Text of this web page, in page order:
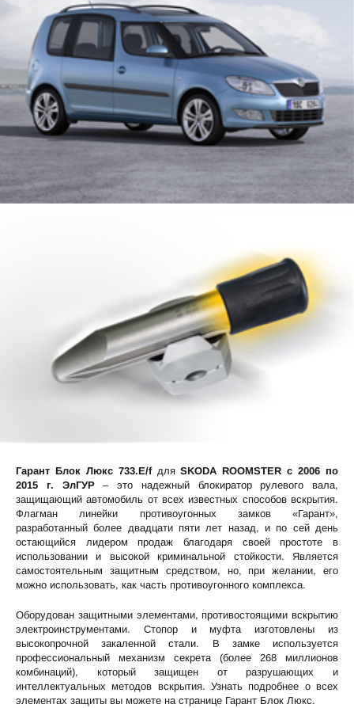
Гарант Блок Люкс 733.E/f дляSKODA ROOMSTER c 2006 по
2015 г. ЭлГУР– это надежный блокиратор рулевого вала,
защищающий автомобиль от всех известных способов вскрытия.
Флагман линейки противоугонных замков «Гарант»,
разработанный более двадцати пяти лет назад, и по сей день
остающийся лидером продаж благодаря своей простоте в
использовании и высокой криминальной стойкости. Является
самостоятельным защитным средством, но, при желании, его
можно использовать, как часть противоугонного комплекса.
Оборудован защитными элементами, противостоящими вскрытию
электроинструментами. Стопор и муфта изготовлены из
высокопрочной закаленной стали. В замке используется
профессиональный механизм секрета (более 268 миллионов
комбинаций), который защищен от разрушающих и
интеллектуальных методов вскрытия. Узнать подробнее о всех
элементах защиты вы можете на странице Гарант Блок Люкс.